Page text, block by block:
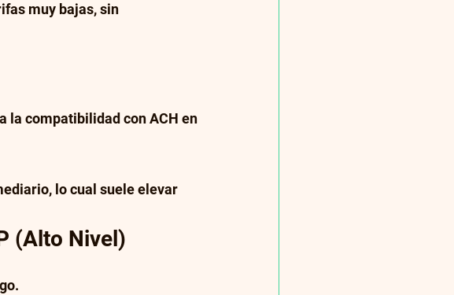
muy bajas, sin
la compatibilidad con ACH en
lo cual suele elevar
(Alto Nivel)